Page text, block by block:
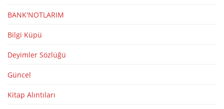
BANK'NOTLARIM
Bilgi Küpü
Deyimler Sözlüğü
Güncel
Kitap Alıntıları